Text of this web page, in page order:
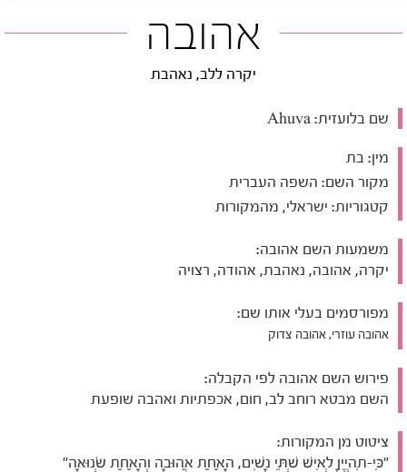
אהובה
יקרה ללב, נאהבת
שם בלועזית:
מין: בת
מקור השם: השפה העברית
קטגוריות: ישראלי, מהמקורות
משמעות השם אהובה:
יקרה, אהובה, נאהבת, אהודה, רצויה
מפורסמים בעלי אותו שם:
אהובה עוזרי, אהובה צדוק
פירוש השם אהובה לפי הקבלה:
השם מבטא רוחב לב, חום, אכפתיות ואהבה שופעת
ציטוט מן המקורות:
"כִּי-תִהְיֶיןָ לְאִישׁ שְׁתֵּי נָשִׁים, הָאַחַת אֲהוּבָה וְהָאַחַת שְׂנוּאָה"